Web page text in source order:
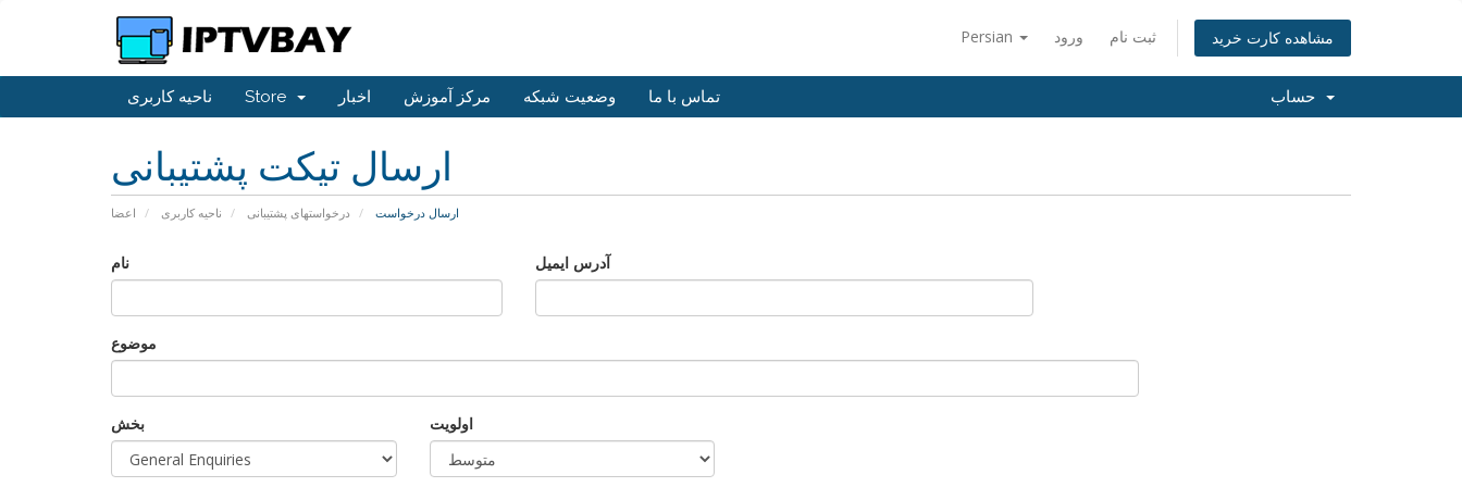
Persian ورود ثبت نام مشاهده کارت خرید
ناحیه کاربری Store اخبار مرکز آموزش وضعیت شبکه تماس با ما
ارسال تیکت پشتیبانی
اعضا ناحیه کاربری درخواستهای پشتیبانی ارسال درخواست
نام آدرس ایمیل
موضوع
بخش اولویت